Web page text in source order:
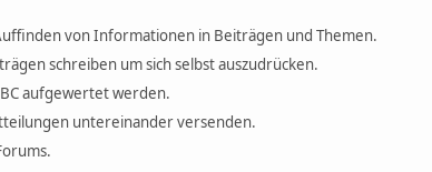
von Informationen in Beiträgen und Themen.
schreiben um sich selbst auszudrücken.
aufgewertet werden.
untereinander versenden.